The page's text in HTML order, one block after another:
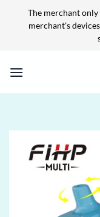
The merchant only
merchant's